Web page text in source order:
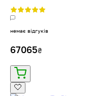
немає відгуків
67065₴